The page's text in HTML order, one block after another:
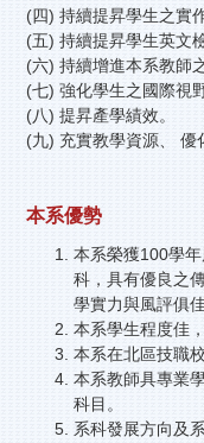
(四) 持續提昇學生之實
(五) 持續提昇學生英文
(六) 持續增進本系教師
(七) 強化學生之國際視
(八) 提昇產學績效。
(九) 充實教學資源、 優
本系優勢
本系榮獲100學
科，具有優良之
學實力與風評俱佳
本系學生程度佳
本系在北區技職
本系教師具專業
科目。
系科發展方向及